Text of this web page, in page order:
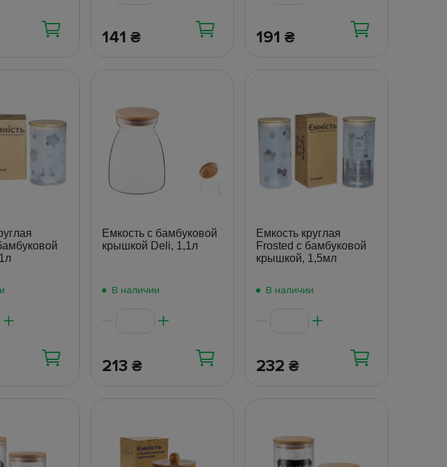
141 ₴ 191₴
Емкость с бамбуковой
крышкой Deli, 1,1л
В наличии
213 ₴
Емкость круглая
Frosted с бамбуковой
крышкой, 1,5мл
В наличии
232₴